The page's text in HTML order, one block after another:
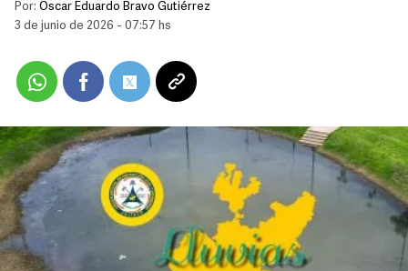
Por: Oscar Eduardo Bravo Gutiérrez
3 de junio de 2026 - 07:57 hs